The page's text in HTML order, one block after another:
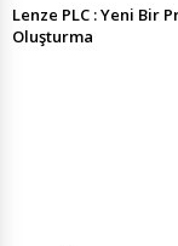
Lenze PLC : Yeni Bir
Oluşturma